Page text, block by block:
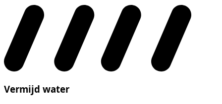
Vermijd water